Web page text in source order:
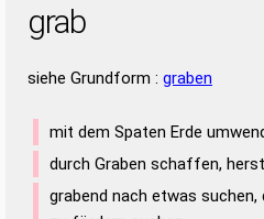
grab
siehe Grundform : graben
mit dem Spaten Erde
durch Graben schaffen,
grabend nach etwas suchen,